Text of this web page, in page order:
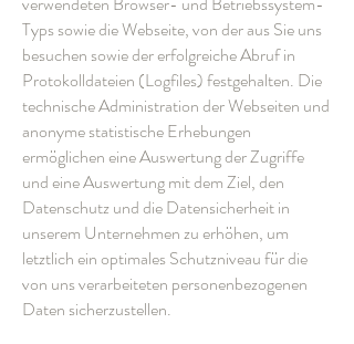
Typs sowie die Webseite, von der aus Sie uns
besuchen sowie der erfolgreiche Abruf in
Protokolldateien (Logfiles) festgehalten. Die
technische Administration der Webseiten und
anonyme statistische Erhebungen
ermöglichen eine Auswertung der Zugriffe
und eine Auswertung mit dem Ziel, den
Datenschutz und die Datensicherheit in
unserem Unternehmen zu erhöhen, um
letztlich ein optimales Schutzniveau für die
von uns verarbeiteten personenbezogenen
Daten sicherzustellen.